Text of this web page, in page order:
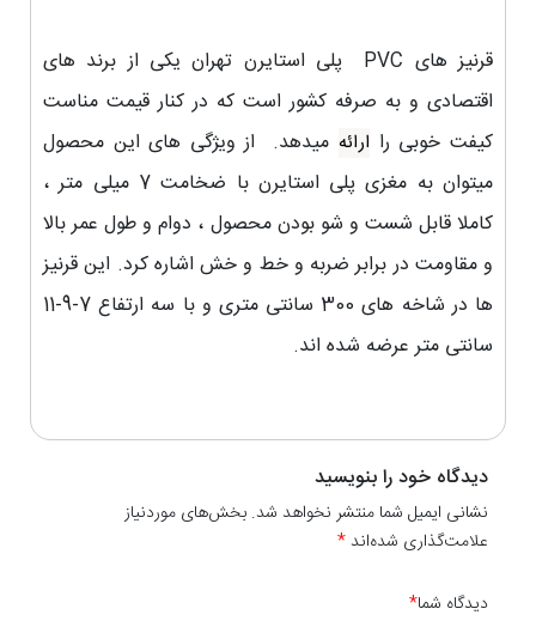
قرنیز های PVC پلی استایرن تهران یکی از برند های
اقتصادی و به صرفه کشور است که در کنار قیمت مناست
کیفت خوبی را ارائه میدهد. از ویژگی های این محصول
میتوان به مغزی پلی استایرن با ضخامت 7 میلی متر ،
کاملا قابل شست و شو بودن محصول ، دوام و طول عمر بالا
و مقاومت در برابر ضربه و خط و خش اشاره کرد. این قرنیز
ها در شاخه های 300 سانتی متری و با سه ارتفاع 7-9-11
سانتی متر عرضه شده اند.
دیدگاه خود را بنویسید
نشانی ایمیل شما منتشر نخواهد شد. بخش‌های موردنیاز
علامت‌گذاری شده‌اند*
دیدگاه شما*